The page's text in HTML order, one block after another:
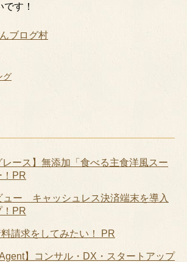
す！
ブログ村
グ
レース】無添加「食べる主食洋風スー
！PR
ュー キャッシュレス決済端末を導入
！PR
請求をしてみたい！ PR
Agent】コンサル・DX・スタートアップ